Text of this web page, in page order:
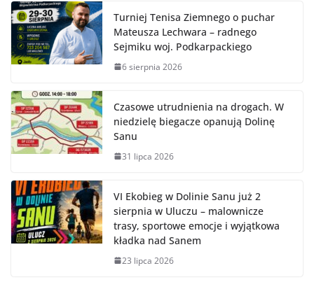
Turniej Tenisa Ziemnego o puchar
Mateusza Lechwara – radnego
Sejmiku woj. Podkarpackiego
6 sierpnia 2026
Czasowe utrudnienia na drogach. W
niedzielę biegacze opanują Dolinę
Sanu
31 lipca 2026
VI Ekobieg w Dolinie Sanu już 2
sierpnia w Uluczu – malownicze
trasy, sportowe emocje i wyjątkowa
kładka nad Sanem
23 lipca 2026